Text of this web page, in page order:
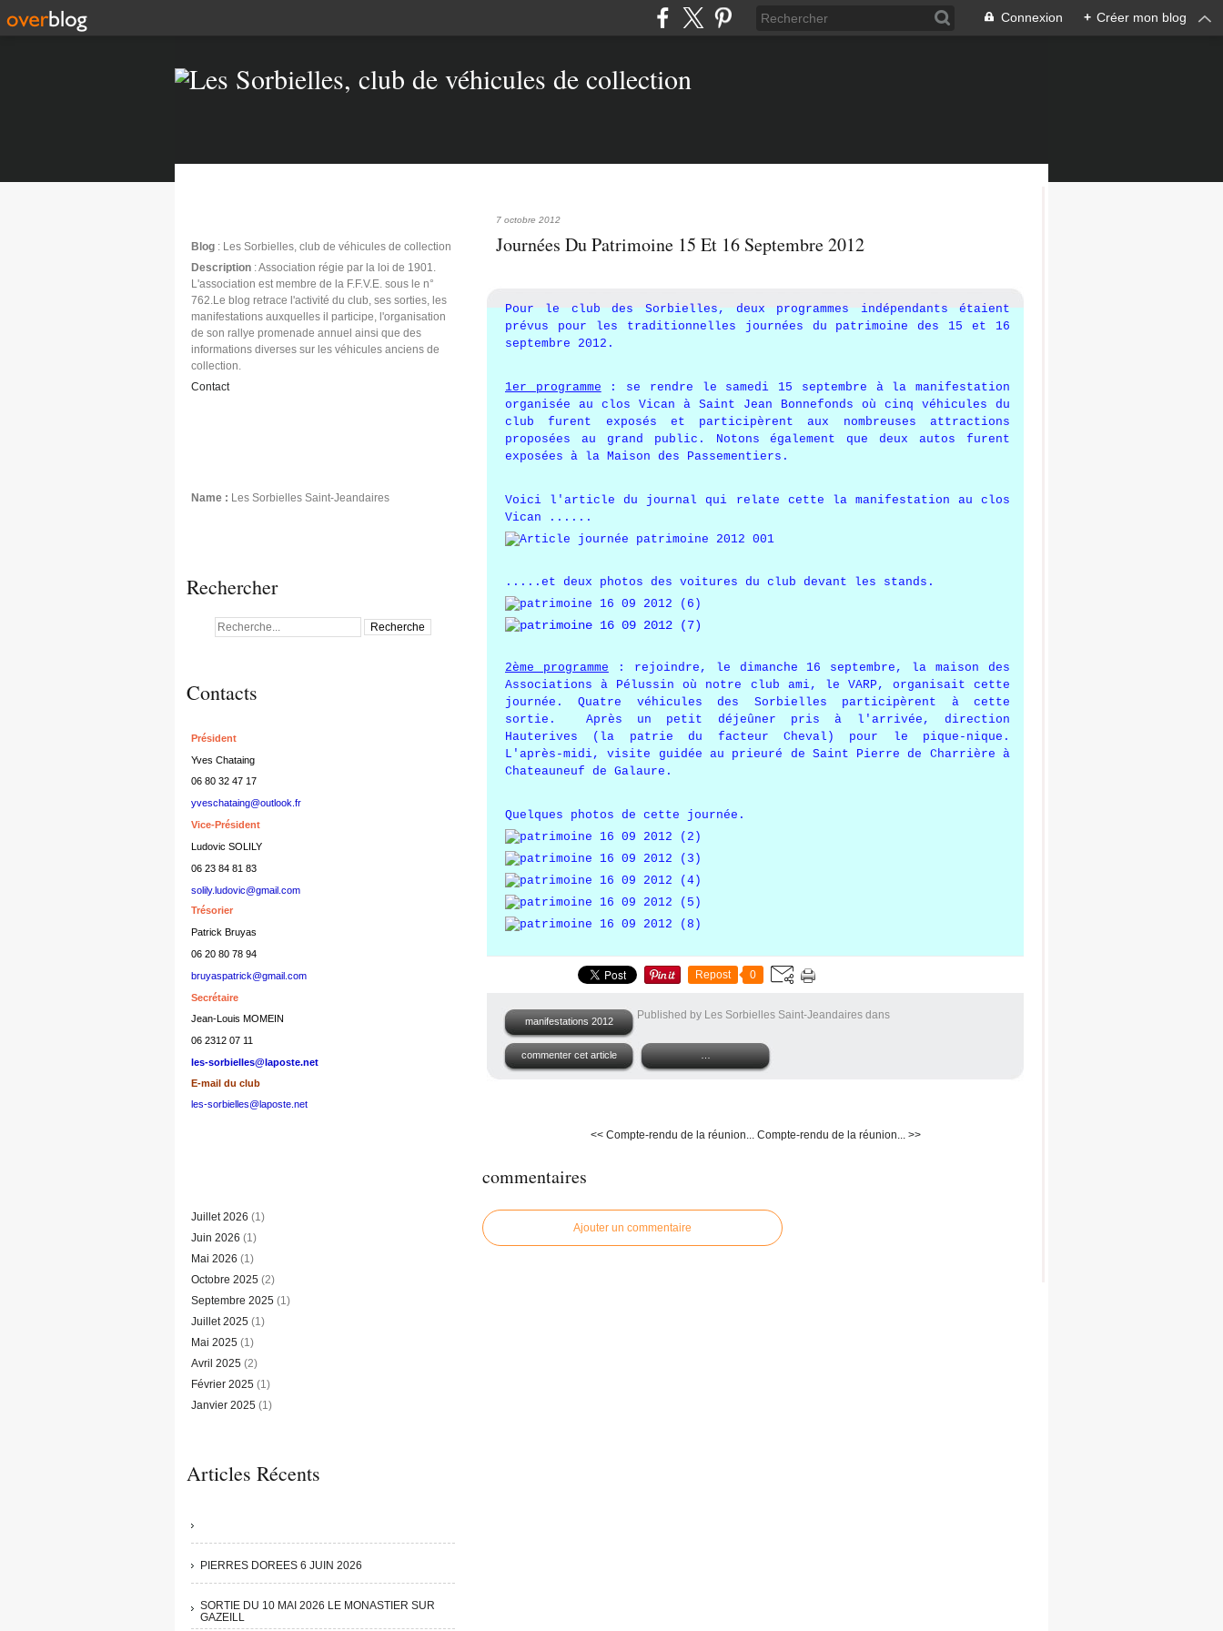
Connexion + Créer mon blog
Blog : Les Sorbielles, club de véhicules de collection
Description : Association régie par la loi de 1901.
L'association est membre de la F.F.V.E. sous le n°
762.Le blog retrace l'activité du club, ses sorties, les
manifestations auxquelles il participe, l'organisation
de son rallye promenade annuel ainsi que des
informations diverses sur les véhicules anciens de
collection.
Contact
Name : Les Sorbielles Saint-Jeandaires
Rechercher
Contacts
Président
Yves Chataing
06 80 32 47 17
yveschataing@outlook.fr
Vice-Président
Ludovic SOLILY
06 23 84 81 83
solily.ludovic@gmail.com
Trésorier
Patrick Bruyas
06 20 80 78 94
bruyaspatrick@gmail.com
Secrétaire
Jean-Louis MOMEIN
06 2312 07 11
les-sorbielles@laposte.net
E-mail du club
les-sorbielles@laposte.net
Juillet 2026 (1)
Juin 2026 (1)
Mai 2026 (1)
Octobre 2025 (2)
Septembre 2025 (1)
Juillet 2025 (1)
Mai 2025 (1)
Avril 2025 (2)
Février 2025 (1)
Janvier 2025 (1)
Articles Récents
PIERRES DOREES 6 JUIN 2026
SORTIE DU 10 MAI 2026 LE MONASTIER SUR
GAZEILL
7 octobre 2012
Journées Du Patrimoine 15 Et 16 Septembre 2012
Pour le club des Sorbielles, deux programmes indépendants étaient
prévus pour les traditionnelles journées du patrimoine des 15 et 16
septembre 2012.
1er programme : se rendre le samedi 15 septembre à la manifestation
organisée au clos Vican à Saint Jean Bonnefonds où cinq véhicules du
club furent exposés et participèrent aux nombreuses attractions
proposées au grand public. Notons également que deux autos furent
exposées à la Maison des Passementiers.
Voici l'article du journal qui relate cette la manifestation au clos
Vican ......
.....et deux photos des voitures du club devant les stands.
2ème programme : rejoindre, le dimanche 16 septembre, la maison des
Associations à Pélussin où notre club ami, le VARP, organisait cette
journée. Quatre véhicules des Sorbielles participèrent à cette
sortie. Après un petit déjeûner pris à l'arrivée, direction
Hauterives (la patrie du facteur Cheval) pour le pique-nique.
L'après-midi, visite guidée au prieuré de Saint Pierre de Charrière à
Chateauneuf de Galaure.
Quelques photos de cette journée.
Repost 0
Published by Les Sorbielles Saint-Jeandaires dans
manifestations 2012
commenter cet article …
<< Compte-rendu de la réunion... Compte-rendu de la réunion... >>
commentaires
Ajouter un commentaire